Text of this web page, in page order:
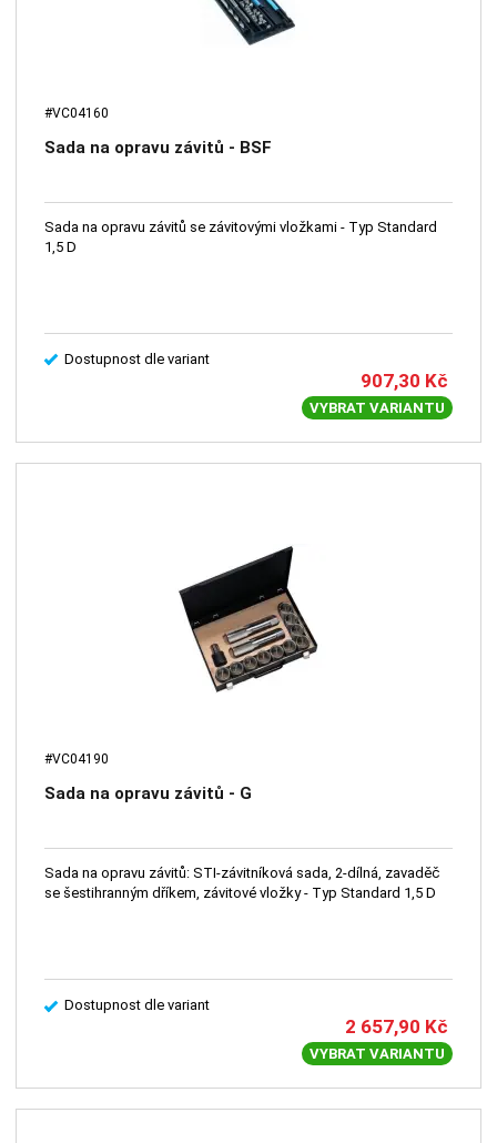
#VC04160
Sada na opravu závitů - BSF
Sada na opravu závitů se závitovými vložkami - Typ Standard
1,5 D
Dostupnost dle variant
907,30 Kč
VYBRAT VARIANTU
#VC04190
Sada na opravu závitů - G
Sada na opravu závitů: STI-závitníková sada, 2-dílná, zavaděč
se šestihranným dříkem, závitové vložky - Typ Standard 1,5 D
Dostupnost dle variant
2 657,90 Kč
VYBRAT VARIANTU